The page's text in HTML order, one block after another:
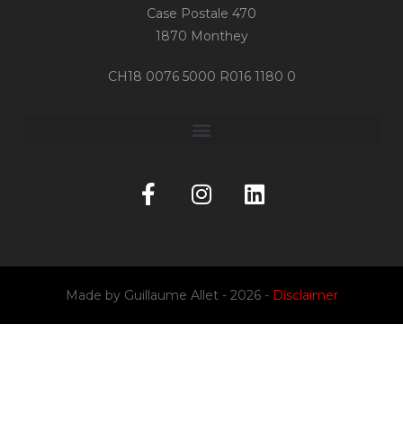
Case Postale 470
1870 Monthey
CH18 0076 5000 R016 1180 0
Made by Guillaume Allet- 2026 - Disclaimer